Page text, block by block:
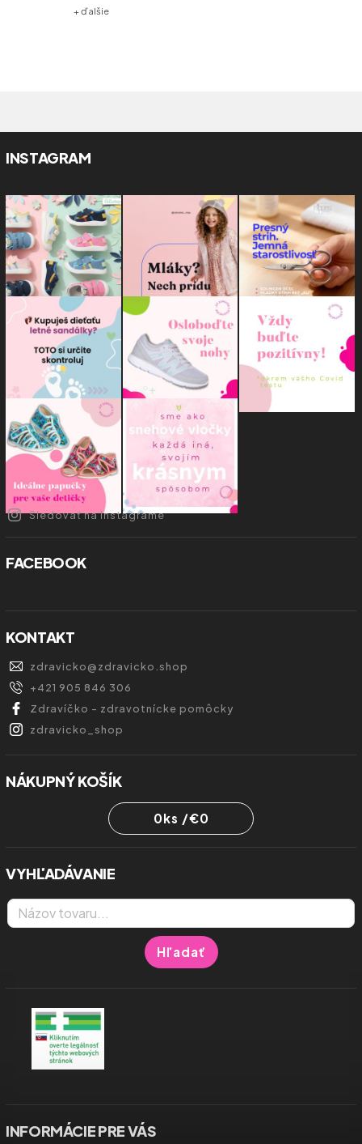
+ ďalšie
INSTAGRAM
Sledovať na Instagrame
FACEBOOK
KONTAKT
zdravicko@zdravicko.shop
+421 905 846 306
Zdravíčko - zdravotnícke pomôcky
zdravicko_shop
NÁKUPNÝ KOŠÍK
0ks /€0
VYHĽADÁVANIE
Hľadať
INFORMÁCIE PRE VÁS